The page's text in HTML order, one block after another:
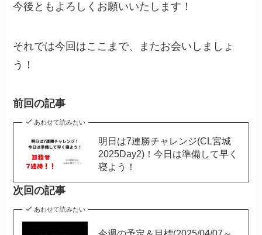
今後ともよろしくお願いいたします！
それでは今回はここまで、またお会いしましょ
う！
前回の記事
あわせて読みたい
明日は7連勝チャレンジ(CL宮城
2025Day2)！今日は準備して早く
寝よう！
次回の記事
あわせて読みたい